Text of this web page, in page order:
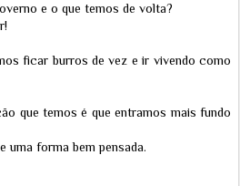
e o que temos de volta?
ficar burros de vez e ir vivendo como
que temos é que entramos mais fundo
uma forma bem pensada.